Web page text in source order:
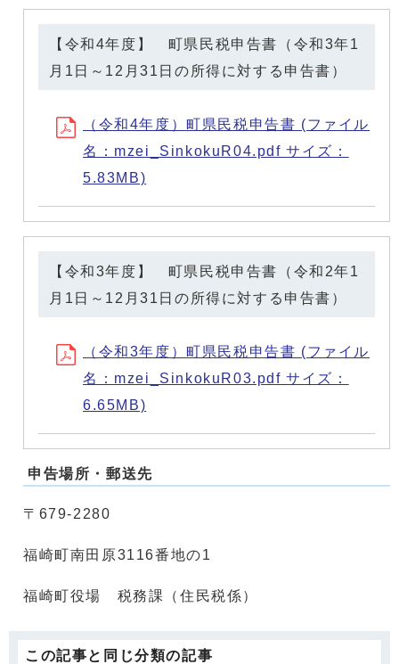
【令和4年度】 町県民税申告書（令和3年1
月1日～12月31日の所得に対する申告書）
（令和4年度）町県民税申告書 (ファイル
名：mzei_SinkokuR04.pdf サイズ：
5.83MB)
【令和3年度】 町県民税申告書（令和2年1
月1日～12月31日の所得に対する申告書）
（令和3年度）町県民税申告書 (ファイル
名：mzei_SinkokuR03.pdf サイズ：
6.65MB)
申告場所・郵送先
〒679-2280
福崎町南田原3116番地の1
福崎町役場 税務課（住民税係）
この記事と同じ分類の記事